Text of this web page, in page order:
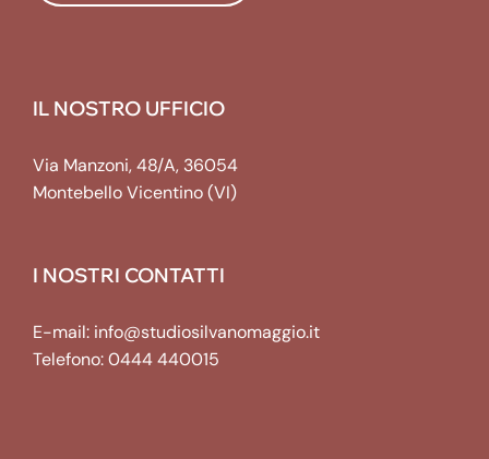
IL NOSTRO UFFICIO
Via Manzoni, 48/A, 36054
Montebello Vicentino (VI)
I NOSTRI CONTATTI
E-mail: info@studiosilvanomaggio.it
Telefono:0444 440015